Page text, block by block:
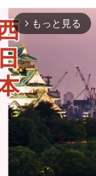
arrow_forward_ios もっと見る